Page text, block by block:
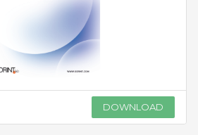
DOWNLOAD